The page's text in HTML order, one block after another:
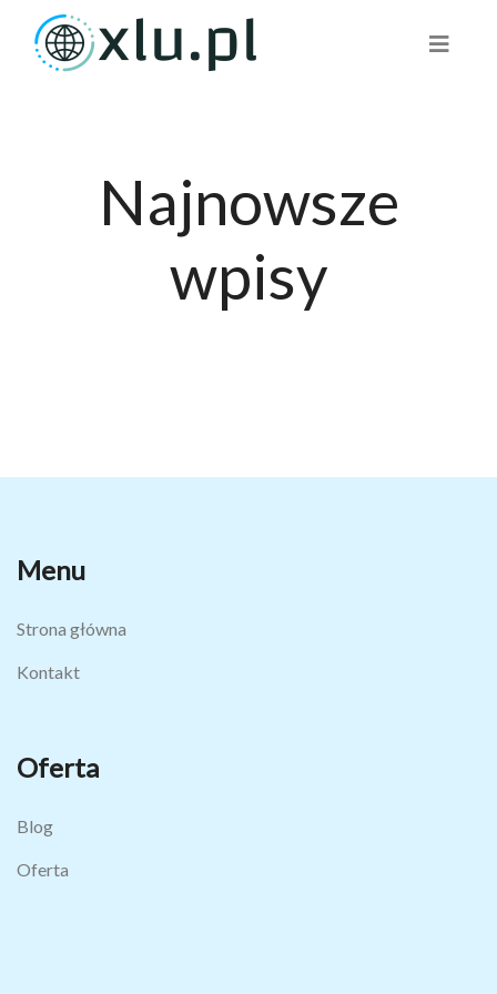
Najnowsze
wpisy
Menu
Strona główna
Kontakt
Oferta
Blog
Oferta